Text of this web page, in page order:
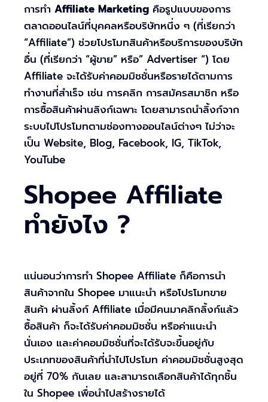
การทำ Affiliate Marketing คือรูปแบบของการ
ตลาดออนไลน์ที่บุคคลหรือบริษัทหนึ่ง ๆ (ที่เรียกว่า
“Affiliate”) ช่วยโปรโมทสินค้าหรือบริการของบริษัท
อื่น (ที่เรียกว่า “ผู้ขาย” หรือ” Advertiser “) โดย
Affiliate จะได้รับค่าคอมมิชชั่นหรือรายได้ตามการ
ทำงานที่สำเร็จ เช่น การคลิก การสมัครสมาชิก หรือ
การซื้อสินค้าผ่านลิงก์เฉพาะ โดยสามารถนำลิ้งก์จาก
ระบบไปโปรโมทตามช่องทางออนไลน์ต่างๆ ไม่ว่าจะ
เป็น Website, Blog, Facebook, IG, TikTok,
YouTube
Shopee Affiliate
ทำยังไง ?
แน่นอนว่าการทำ Shopee Affiliate ก็คือการนำ
สินค้าจากใน Shopee มาแนะนำ หรือโปรโมทขาย
สินค้า ผ่านลิ้งก์ Affiliate เมื่อมีคนมาคลิกลิ้งก์แล้ว
ซื้อสินค้า ก็จะได้รับค่าคอมมิชชั่น หรือค่าแนะนำ
นั่นเอง และค่าคอมมิชชั่นที่จะได้รับจะขึ้นอยู่กับ
ประเภทของสินค้าที่นำไปโปรโมท ค่าคอมมิชชั่นสูงสุด
อยู่ที่ 70% กันเลย และสามารถเลือกสินค้าได้ทุกชิ้น
ใน Shopee เพื่อนำไปสร้างรายได้